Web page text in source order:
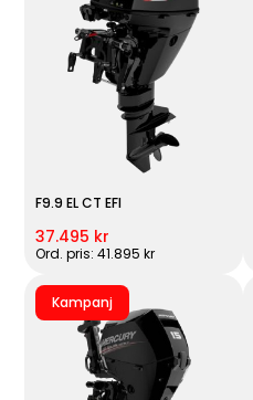
F9.9 EL CT EFI
37.495 kr
Ord. pris: 41.895 kr
Kampanj